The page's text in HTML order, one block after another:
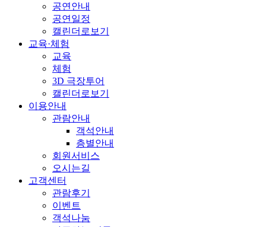
공연안내
공연일정
캘린더로보기
교육·체험
교육
체험
3D 극장투어
캘린더로보기
이용안내
관람안내
객석안내
층별안내
회원서비스
오시는길
고객센터
관람후기
이벤트
객석나눔